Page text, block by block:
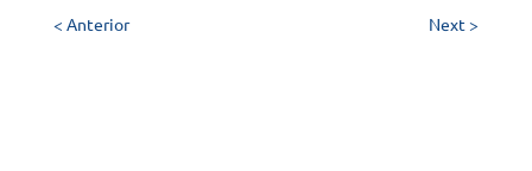
< Anterior Next >